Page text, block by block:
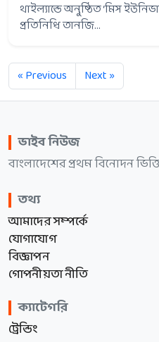
থাইল্যান্ডে অনুষ্ঠিত ‘মিস
প্রতিনিধি তানজি...
« Previous Next »
ভাইব নিউজ
বাংলাদেশের প্রথম বিনোদন
তথ্য
আমাদের সম্পর্কে
যোগাযোগ
বিজ্ঞাপন
গোপনীয়তা নীতি
ক্যাটেগরি
ট্রেন্ডিং